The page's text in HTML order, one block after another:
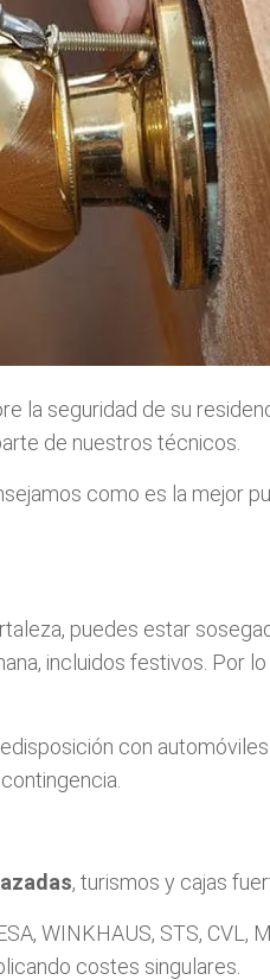
la seguridad de su
de nuestros técnicos.
como es la mejor
puedes estar
incluidos festivos.
con
, turismos y cajas
WINKHAUS, STS,
costes singulares.